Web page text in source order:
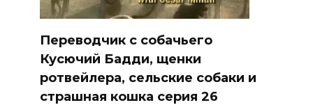
Переводчик с собачьего
Кусючий Бадди, щенки
ротвейлера, сельские собаки и
страшная кошка серия 26